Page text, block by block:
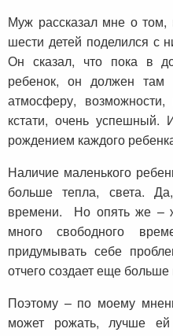
Муж рассказал мне о том,
шести детей поделился с
Он сказал, что пока в
ребенок, он должен
атмосферу,
кстати, очень успешный.
рождением каждого
Наличие маленького
больше тепла, света.
времени. Но опять же –
много свободного
придумывать себе
отчего создает еще
Поэтому – по моему
может рожать, лучше